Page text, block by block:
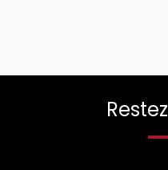
Restez